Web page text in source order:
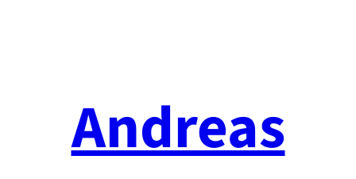
Andreas